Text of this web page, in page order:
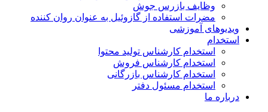
وظایف بازرس جوش
مضرات استفاده از گازوئیل به عنوان روان کننده
ویدیوهای آموزشی
استخدام
استخدام کارشناس تولید محتوا
استخدام کارشناس فروش
استخدام کارشناس بازرگانی
استخدام مسئول دفتر
درباره ما